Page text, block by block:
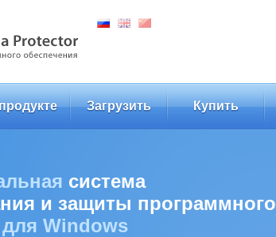
Загрузить Купить
система
и защиты программного
для Windows